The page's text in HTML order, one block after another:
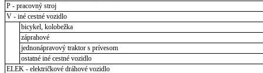
P - pracovný stroj
V - iné cestné vozidlo
bicykel, kolobežka
záprahové
jednonápravový traktor s prívesom
ostatné iné cestné vozidlo
ELEK - električkové dráhové vozidlo